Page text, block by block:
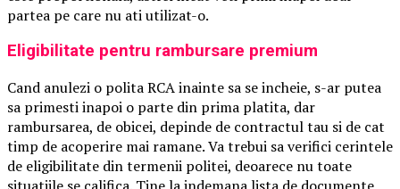
partea pe care nu ati utilizat-o.
Eligibilitate pentru rambursare premium
Cand anulezi o polita RCA inainte sa se incheie, s-ar putea
sa primesti inapoi o parte din prima platita, dar
rambursarea, de obicei, depinde de contractul tau si de cat
timp de acoperire mai ramane. Va trebui sa verifici cerintele
de eligibilitate din termenii politei, deoarece nu toate